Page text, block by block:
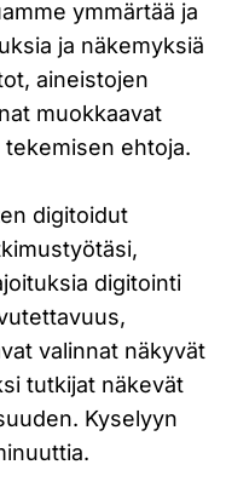
ymmärtää ja
ja näkemyksiä
aineistojen
muokkaavat
ehtoja.
digitoidut
digitointi
valinnat näkyvät
tutkijat näkevät
Kyselyyn